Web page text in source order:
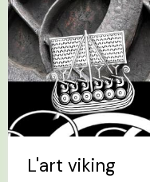
L'art viking